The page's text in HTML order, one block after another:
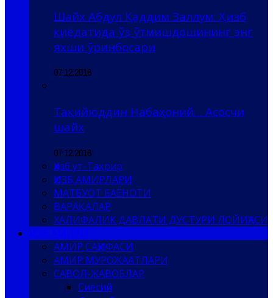
Шайх Абдул Қаддим Заллум: Ҳизб
қиёдатида ўз ўтмишдошининг энг
яхши ўринбосари
07.12.2016
Тақийюддин Набаҳоний… Асосчи
шайх
07.12.2016
Ҳизб ут-Таҳрир
ҲИЗБ АМИРЛАРИ
МАТБУОТ БАЁНОТИ
ВАРАҚАЛАР
ХАЛИФАЛИК ДАВЛАТИ ДУСТУРИ ЛОЙИҲАСИ
АМИР САҲИФАСИ
АМИР МУРОЖААТЛАРИ
САВОЛ-ЖАВОБЛАР
Сиёсий